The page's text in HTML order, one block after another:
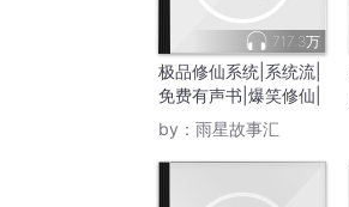
717.3万
极品修仙系统|系统流|
免费有声书|爆笑修仙|
红包
by： 雨星故事汇